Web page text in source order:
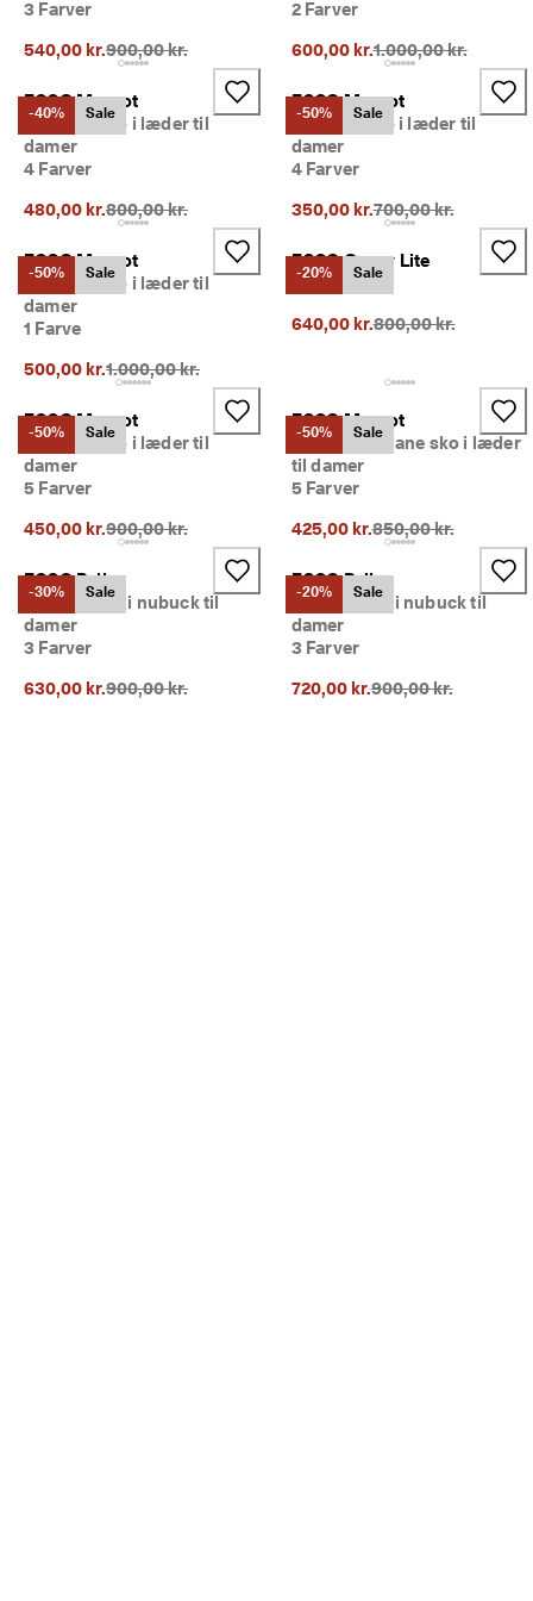
3 Farver
540,00 kr.Oprindelig pris {{price}}:
900,00 kr.
2 Farver
600,00 kr.Oprindelig pris
1.000,00 kr.
-40% Sale
ECCO Margot
Ballerinasko i læder til
damer
4 Farver
480,00 kr.Oprindelig pris {{price}}:
800,00 kr.
-50% Sale
ECCO Margot
Ballerinasko i læder til
damer
4 Farver
350,00 kr.Oprindelig pris
700,00 kr.
-50% Sale
ECCO Margot
Ballerinasko i læder til
damer
1 Farve
500,00 kr.Oprindelig pris {{price}}:
1.000,00 kr.
-20% Sale
ECCO Gruuv Lite
1 Farve
640,00 kr.Oprindelig pris
800,00 kr.
-50% Sale
ECCO Margot
Ballerinasko i læder til
damer
5 Farver
450,00 kr.Oprindelig pris {{price}}:
900,00 kr.
-50% Sale
ECCO Margot
Flade Mary Jane sko i læder
til damer
5 Farver
425,00 kr.Oprindelig pris
850,00 kr.
-30% Sale
ECCO Bella
Mokkasiner i nubuck til
damer
3 Farver
630,00 kr.Oprindelig pris {{price}}:
900,00 kr.
-20% Sale
ECCO Bella
Mokkasiner i nubuck til
damer
3 Farver
720,00 kr.Oprindelig pris
900,00 kr.